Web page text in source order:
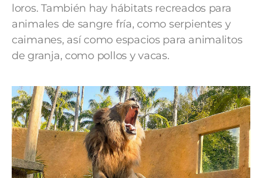
loros. También hay hábitats recreados para
animales de sangre fría, como serpientes y
caimanes, así como espacios para animalitos
de granja, como pollos y vacas.